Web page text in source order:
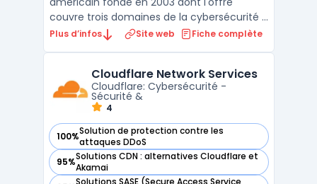
couvre trois domaines de la cybersécurité :
email security, protection des applications
regroupe l'ensemble des produits sous une
console d'administration unif ...
Plus d’infos Site web Fiche complète
Cloudflare Network Services
Cloudflare: Cybersécurité -
Sécurité &
4
100%Solution de protection contre les
attaques DDoS
— voir Cloudflare Network Services dans cette catégorie
95%Solutions CDN : alternatives Cloudflare et
Akamai
— voir Cloudflare Network Services dans cette catégorie
Solutions SASE (Secure Access Service